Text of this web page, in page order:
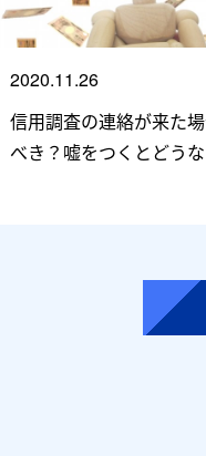
2020.11.26
信用調査の連絡が来た
べき？嘘をつくとどう